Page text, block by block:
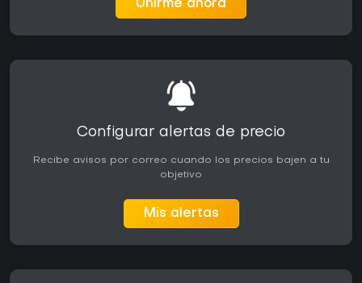
Unirme ahora
Configurar alertas de precio
Recibe avisos por correo cuando los precios bajen a tu
objetivo
Mis alertas